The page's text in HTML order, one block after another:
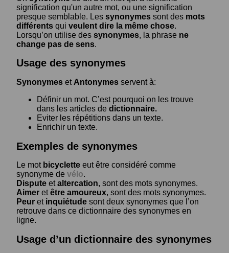
signification qu'un autre mot, ou une signification
presque semblable. Les synonymes sont des mots
différents qui veulent dire la même chose.
Lorsqu’on utilise des synonymes, la phrase ne
change pas de sens.
Usage des synonymes
Synonymes et Antonymes servent à:
Définir un mot. C’est pourquoi on les trouve
dans les articles de dictionnaire.
Eviter les répétitions dans un texte.
Enrichir un texte.
Exemples de synonymes
Le mot bicyclette eut être considéré comme
synonyme de vélo.
Dispute etaltercation, sont des mots synonymes.
Aimer etêtre amoureux, sont des mots synonymes.
Peur et inquiétude sont deux synonymes que l’on
retrouve dans ce dictionnaire des synonymes en
ligne.
Usage d’un dictionnaire des synonymes